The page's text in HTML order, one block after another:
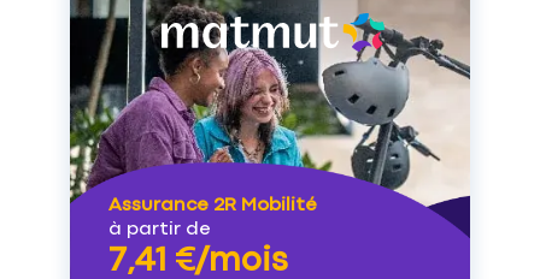
Assurance 2R Mobilité
à partir de
7,41 €/mois